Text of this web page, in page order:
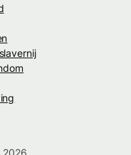
2026